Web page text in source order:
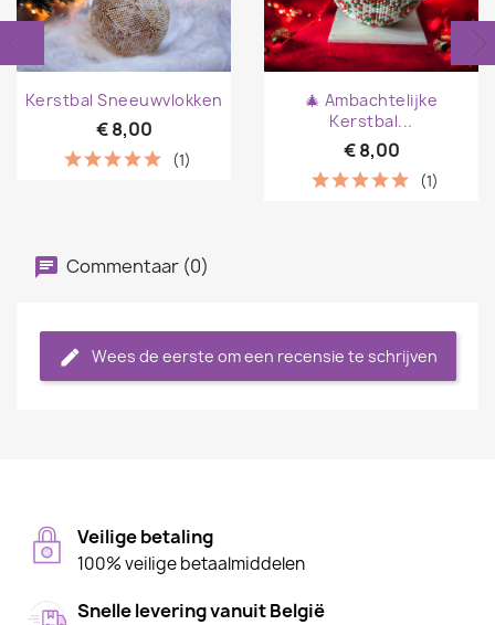
Kerstbal Sneeuwvlokken
€ 8,00
(1)
🎄 Ambachtelijke
Kerstbal...
€ 8,00
(1)
Commentaar (0)
Wees de eerste om een recensie te schrijven
Veilige betaling
100% veilige betaalmiddelen
Snelle levering vanuit België